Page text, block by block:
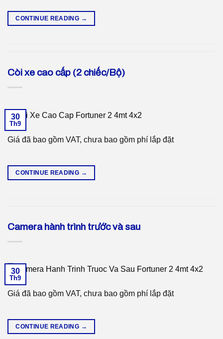
CONTINUE READING →
Còi xe cao cấp (2 chiếc/Bộ)
30
Th9
Giá đã bao gồm VAT, chưa bao gồm phí lắp đặt
CONTINUE READING →
Camera hành trình trước và sau
30
Th9
Giá đã bao gồm VAT, chưa bao gồm phí lắp đặt
CONTINUE READING →